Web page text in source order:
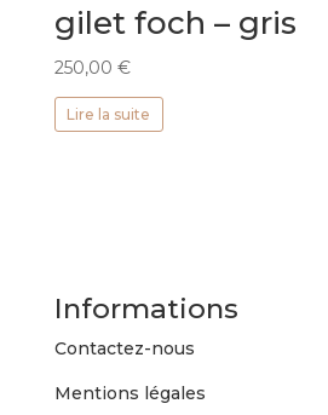
gilet foch – gris
250,00 €
Lire la suite
Informations
Contactez-nous
Mentions légales